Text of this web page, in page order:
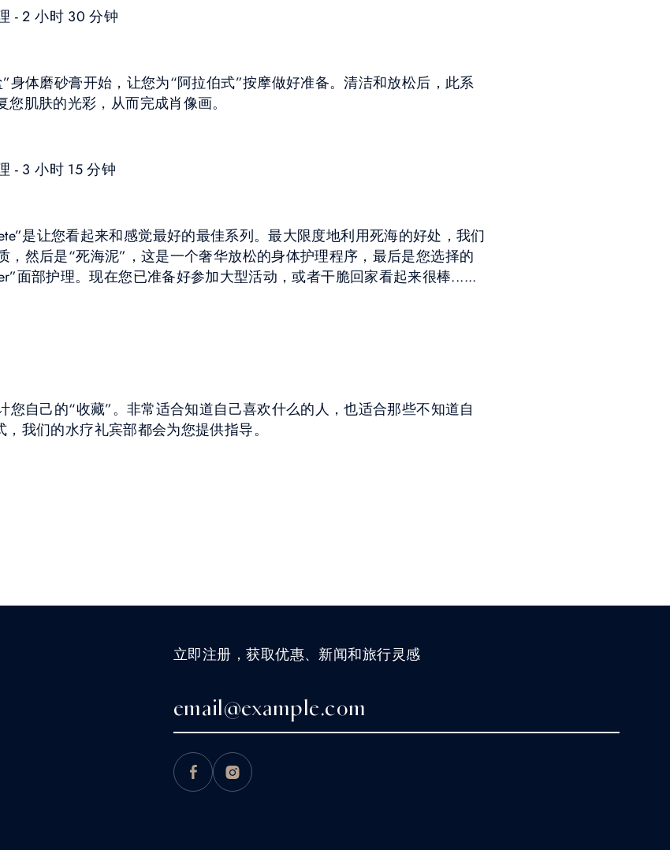
- 2 小时 30 分钟
身体磨砂膏开始，让您为“阿拉伯式”按摩做好准备。清洁和放松后，此系
肌肤的光彩，从而完成肖像画。
- 3 小时 15 分钟
是让您看起来和感觉最好的最佳系列。最大限度地利用死海的好处，我们
，然后是“死海泥”，这是一个奢华放松的身体护理程序，最后是您选择的
面部护理。现在您已准备好参加大型活动，或者干脆回家看起来很棒......
您自己的“收藏”。非常适合知道自己喜欢什么的人，也适合那些不知道自
我们的水疗礼宾部都会为您提供指导。
立即注册，获取优惠、新闻和旅行灵感